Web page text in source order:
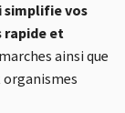
vos
rapide et
ainsi que